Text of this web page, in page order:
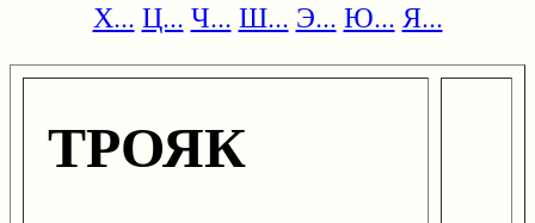
Х... Ц... Ч... Ш... Э... Ю... Я...
ТРОЯК